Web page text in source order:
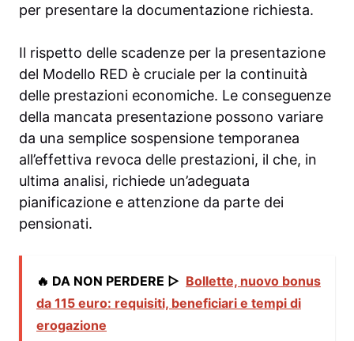
per presentare la documentazione richiesta.
Il rispetto delle scadenze per la presentazione
del Modello RED è cruciale per la continuità
delle prestazioni economiche. Le conseguenze
della mancata presentazione possono variare
da una semplice sospensione temporanea
all’effettiva revoca delle prestazioni, il che, in
ultima analisi, richiede un’adeguata
pianificazione e attenzione da parte dei
pensionati.
🔥 DA NON PERDERE ▷ Bollette, nuovo bonus
da 115 euro: requisiti, beneficiari e tempi di
erogazione